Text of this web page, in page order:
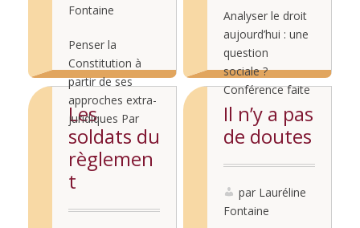
Fontaine
Penser la
Constitution à
partir de ses
approches extra-
juridiques Par
Lauréline
Fontaine Ninon
Forster Olivier
Peiffert Tania
Racho[1]
Lire la
suite...
Analyser le droit
aujourd’hui : une
question
sociale ?
Conférence faite
à l’Université
d’Aix-en-
Provence, à
l’invitation de
DICE, Droits
International,
Lire la
suite...
Les
soldats du
règlemen
t
Il n’y a pas
de doutes
par Lauréline
Fontaine